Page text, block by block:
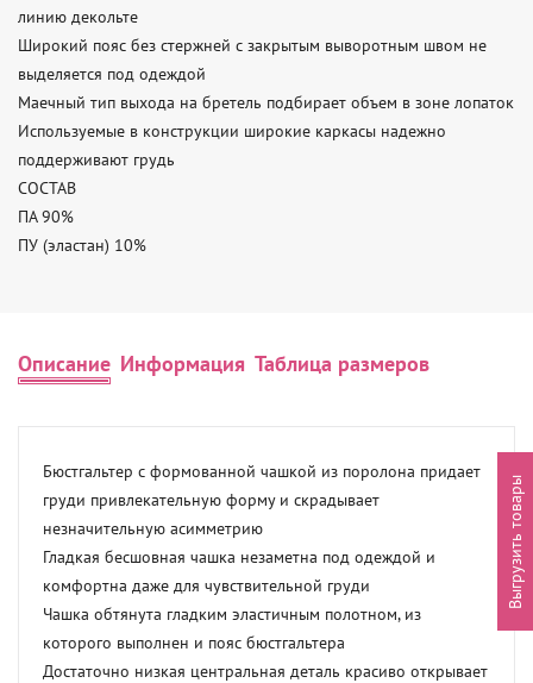
линию декольте
Широкий пояс без стержней с закрытым выворотным швом не
выделяется под одеждой
Маечный тип выхода на бретель подбирает объем в зоне лопаток
Используемые в конструкции широкие каркасы надежно
поддерживают грудь
СОСТАВ
ПА 90%
ПУ (эластан) 10%
Описание Информация Таблица размеров
Бюстгальтер с формованной чашкой из поролона придает
груди привлекательную форму и скрадывает
незначительную асимметрию
Гладкая бесшовная чашка незаметна под одеждой и
комфортна даже для чувствительной груди
Чашка обтянута гладким эластичным полотном, из
которого выполнен и пояс бюстгальтера
Достаточно низкая центральная деталь красиво открывает
Выгрузить товары